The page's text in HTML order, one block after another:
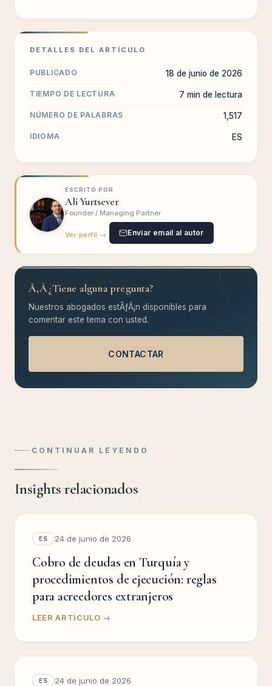
DETALLES DEL ARTÍCULO
PUBLICADO 18 de junio de 2026
TIEMPO DE LECTURA 7 min de lectura
NÚMERO DE PALABRAS 1,517
IDIOMA ES
ESCRITO POR
Ali Yurtsever
Founder / Managing Partner
Ver perfil → Enviar email al autor
Ã‚Â¿Tiene alguna pregunta?
Nuestros abogados estÃƒÂ¡n disponibles para
comentar este tema con usted.
CONTACTAR
CONTINUAR LEYENDO
Insights relacionados
ES 24 de junio de 2026
Cobro de deudas en Turquía y
procedimientos de ejecución: reglas
para acreedores extranjeros
LEER ARTÍCULO →
ES 24 de junio de 2026